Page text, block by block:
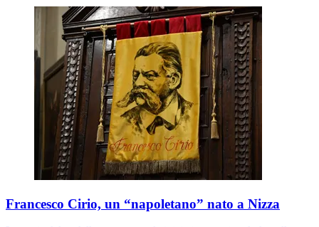
Francesco Cirio, un “napoletano” nato a Nizza